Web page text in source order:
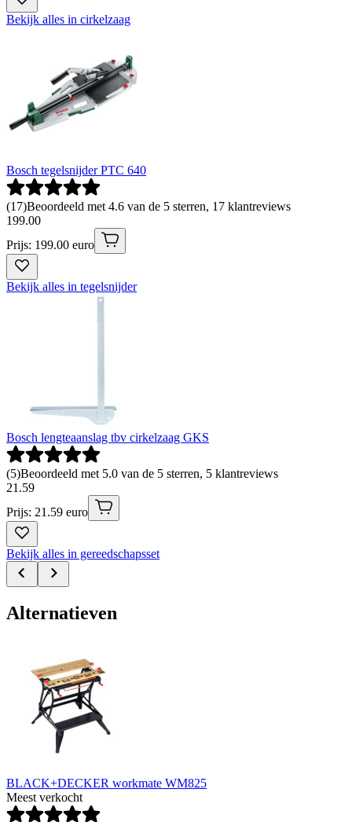
Bekijk alles in cirkelzaag
Bosch tegelsnijder PTC 640
(17)Beoordeeld met 4.6 van de 5 sterren, 17 klantreviews
199.00
Prijs: 199.00 euro
Bekijk alles in tegelsnijder
Bosch lengteaanslag tbv cirkelzaag GKS
(5)Beoordeeld met 5.0 van de 5 sterren, 5 klantreviews
21 .59
Prijs: 21.59 euro
Bekijk alles in gereedschapsset
Alternatieven
BLACK+DECKER workmate WM825
Meest verkocht